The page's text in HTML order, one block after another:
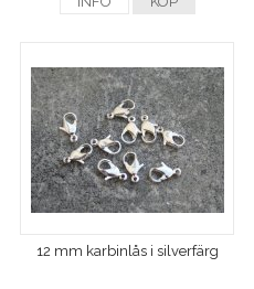
12 mm karbinlås i silverfärg